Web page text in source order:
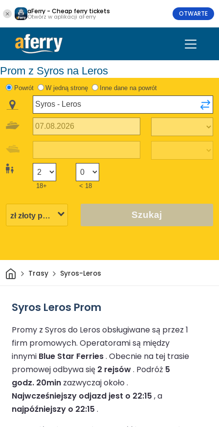
aFerry - Cheap ferry tickets
Otwórz w aplikacji aFerry OTWARTE
Prom z Syros na Leros
Powrót W jedną stronę Inne dane na powrót
18+ < 18
Szukaj
DomTrasy Syros-Leros
Syros Leros Prom
Promy z Syros do Leros obsługiwane są przez 1
firm promowych. Operatorami są między
innymi Blue Star Ferries. Obecnie na tej trasie
promowej odbywa się 2 rejsów. Podróż 5
godz. 20min zazwyczaj około .
Najwcześniejszy odjazd jest o 22:15 , a
najpóźniejszy o 22:15 .